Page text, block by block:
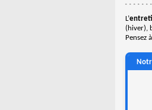
L’
(hiver),
Pensez